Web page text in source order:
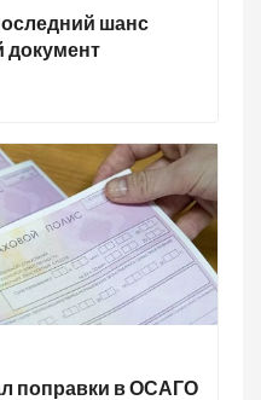
шанс
поправки в ОСАГО